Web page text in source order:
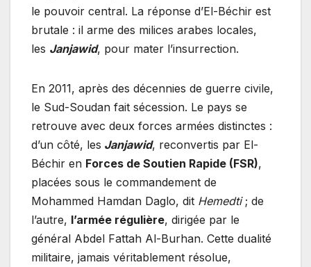
le pouvoir central. La réponse d’El-Béchir est
brutale : il arme des milices arabes locales,
les Janjawid, pour mater l’insurrection.
En 2011, après des décennies de guerre civile,
le Sud-Soudan fait sécession. Le pays se
retrouve avec deux forces armées distinctes :
d’un côté, les Janjawid, reconvertis par El-
Béchir en Forces de Soutien Rapide (FSR),
placées sous le commandement de
Mohammed Hamdan Daglo, dit Hemedti; de
l’autre, l’armée régulière, dirigée par le
général Abdel Fattah Al-Burhan. Cette dualité
militaire, jamais véritablement résolue,